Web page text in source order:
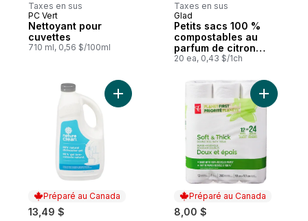
Taxes en sus
Préparé au Canada
PC Vert
Nettoyant pour
cuvettes
710 ml, 0,56 $/100ml
Taxes en sus
Préparé au Canada
Glad
Petits sacs 100 %
compostables au
parfum de citron
frais, petits sacs de
20 ea, 0,43 $/1ch
Préparé au Canada
13,49 $
Ajouter Détergent pour lave-vaisselle
Préparé au Canada
8,00 $
Ajouter